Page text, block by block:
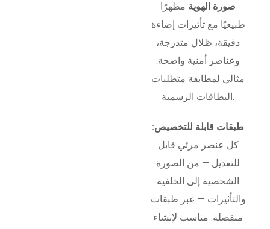
صورة الهوية مظهرًا
طبيعيًا مع تأثيرات إضاءة
دقيقة، ظلال متدرجة،
وعناصر أمنية واضحة.
مثالي لمطابقة متطلبات
البطاقات الرسمية.
طبقات قابلة للتخصيص:
كل عنصر مرئي قابل
للتعديل — من الصورة
الشخصية إلى الخلفية
والتأثيرات — عبر طبقات
منفصلة. مناسب لإنشاء